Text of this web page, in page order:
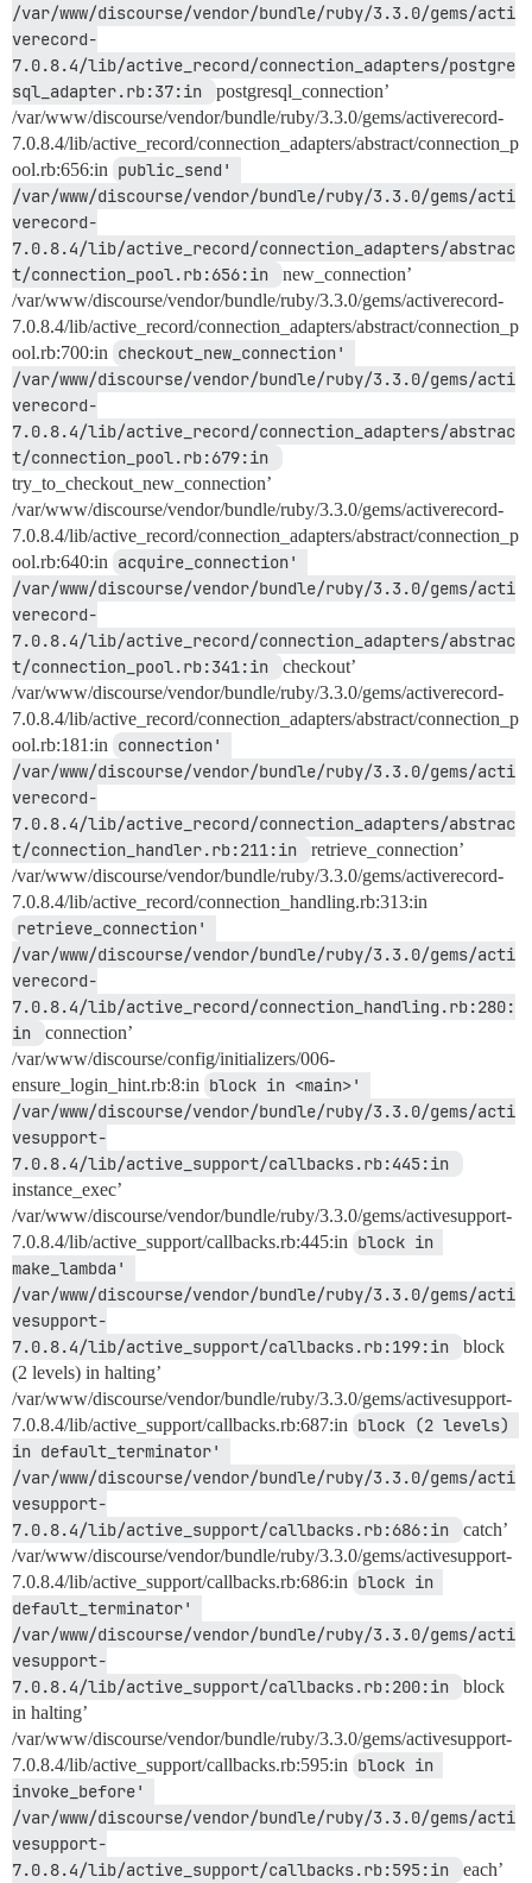
/var/www/discourse/vendor/bundle/ruby/3.3.0/gems/acti
verecord-
7.0.8.4/lib/active_record/connection_adapters/postgre
sql_adapter.rb:37:in
postgresql_connection’
/var/www/discourse/vendor/bundle/ruby/3.3.0/gems/activerecord-
7.0.8.4/lib/active_record/connection_adapters/abstract/connection_p
ool.rb:656:in public_send'
/var/www/discourse/vendor/bundle/ruby/3.3.0/gems/acti
verecord-
7.0.8.4/lib/active_record/connection_adapters/abstrac
t/connection_pool.rb:656:in
new_connection’
/var/www/discourse/vendor/bundle/ruby/3.3.0/gems/activerecord-
7.0.8.4/lib/active_record/connection_adapters/abstract/connection_p
ool.rb:700:in checkout_new_connection'
/var/www/discourse/vendor/bundle/ruby/3.3.0/gems/acti
verecord-
7.0.8.4/lib/active_record/connection_adapters/abstrac
try_to_checkout_new_connection’
/var/www/discourse/vendor/bundle/ruby/3.3.0/gems/activerecord-
7.0.8.4/lib/active_record/connection_adapters/abstract/connection_p
ool.rb:640:in acquire_connection'
/var/www/discourse/vendor/bundle/ruby/3.3.0/gems/acti
verecord-
7.0.8.4/lib/active_record/connection_adapters/abstrac
t/connection_pool.rb:341:in
checkout’
/var/www/discourse/vendor/bundle/ruby/3.3.0/gems/activerecord-
7.0.8.4/lib/active_record/connection_adapters/abstract/connection_p
ool.rb:181:in connection'
/var/www/discourse/vendor/bundle/ruby/3.3.0/gems/acti
verecord-
7.0.8.4/lib/active_record/connection_adapters/abstrac
t/connection_handler.rb:211:in
retrieve_connection’
/var/www/discourse/vendor/bundle/ruby/3.3.0/gems/activerecord-
7.0.8.4/lib/active_record/connection_handling.rb:313:in
retrieve_connection'
/var/www/discourse/vendor/bundle/ruby/3.3.0/gems/acti
verecord-
7.0.8.4/lib/active_record/connection_handling.rb:280:
in
connection’
/var/www/discourse/config/initializers/006-
ensure_login_hint.rb:8:in block in <main>'
/var/www/discourse/vendor/bundle/ruby/3.3.0/gems/acti
vesupport-
instance_exec’
/var/www/discourse/vendor/bundle/ruby/3.3.0/gems/activesupport-
7.0.8.4/lib/active_support/callbacks.rb:445:in block in
make_lambda'
/var/www/discourse/vendor/bundle/ruby/3.3.0/gems/acti
vesupport-
7.0.8.4/lib/active_support/callbacks.rb:199:in
block
(2 levels) in halting’
/var/www/discourse/vendor/bundle/ruby/3.3.0/gems/activesupport-
7.0.8.4/lib/active_support/callbacks.rb:687:in block (2 levels)
in default_terminator'
/var/www/discourse/vendor/bundle/ruby/3.3.0/gems/acti
vesupport-
7.0.8.4/lib/active_support/callbacks.rb:686:in
catch’
/var/www/discourse/vendor/bundle/ruby/3.3.0/gems/activesupport-
7.0.8.4/lib/active_support/callbacks.rb:686:in block in
default_terminator'
/var/www/discourse/vendor/bundle/ruby/3.3.0/gems/acti
vesupport-
7.0.8.4/lib/active_support/callbacks.rb:200:in
block
in halting’
/var/www/discourse/vendor/bundle/ruby/3.3.0/gems/activesupport-
7.0.8.4/lib/active_support/callbacks.rb:595:in block in
invoke_before'
/var/www/discourse/vendor/bundle/ruby/3.3.0/gems/acti
vesupport-
7.0.8.4/lib/active_support/callbacks.rb:595:in
each’